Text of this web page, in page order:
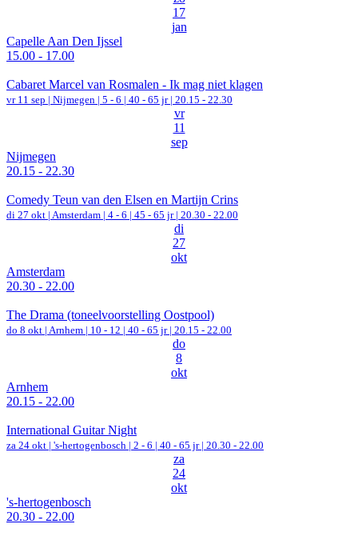
17
jan
Capelle Aan Den Ijssel
15.00 - 17.00
Cabaret Marcel van Rosmalen - Ik mag niet klagen
vr 11 sep | Nijmegen | 5 - 6 | 40 - 65 jr | 20.15 - 22.30
vr
11
sep
Nijmegen
20.15 - 22.30
Comedy Teun van den Elsen en Martijn Crins
di 27 okt | Amsterdam | 4 - 6 | 45 - 65 jr | 20.30 - 22.00
di
27
okt
Amsterdam
20.30 - 22.00
The Drama (toneelvoorstelling Oostpool)
do 8 okt | Arnhem | 10 - 12 | 40 - 65 jr | 20.15 - 22.00
do
8
okt
Arnhem
20.15 - 22.00
International Guitar Night
za 24 okt | 's-hertogenbosch | 2 - 6 | 40 - 65 jr | 20.30 - 22.00
za
24
okt
's-hertogenbosch
20.30 - 22.00